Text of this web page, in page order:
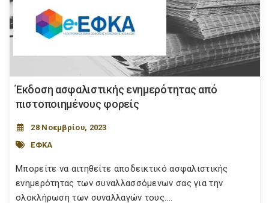
Έκδοση ασφαλιστικής ενημερότητας από
πιστοποιημένους φορείς
28 Νοεμβρίου, 2023
ΕΦΚΑ
Μπορείτε να αιτηθείτε αποδεικτικό ασφαλιστικής
ενημερότητας των συναλλασσόμενων σας για την
ολοκλήρωση των συναλλαγών τους....